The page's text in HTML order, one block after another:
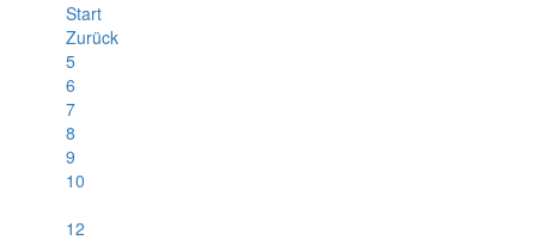
Start
Zurück
5
6
7
8
9
10
12